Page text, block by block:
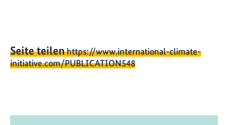
Seite teilenhttps://www.international-climate-
initiative.com/PUBLICATION548